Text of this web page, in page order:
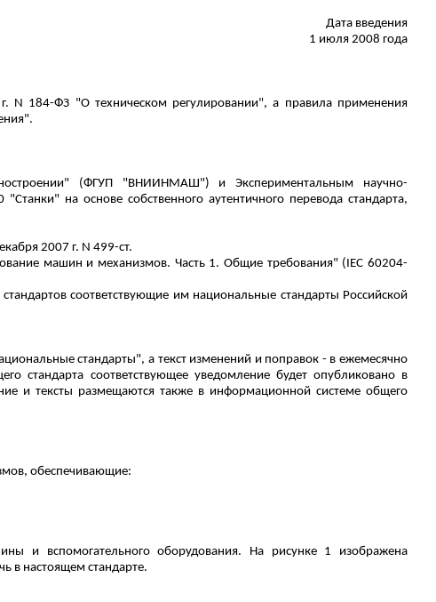
Дата введения
1 июля 2008 года
N 184-ФЗ "О техническом регулировании", а правила применения
(ФГУП "ВНИИНМАШ") и Экспериментальным научно-
на основе собственного аутентичного перевода стандарта,
2007 г. N 499-ст.
машин и механизмов. Часть1. Общие требования" (IEC 60204-
соответствующие им национальные стандарты Российской
стандарты", а текст изменений и поправок - в ежемесячно
стандарта соответствующее уведомление будет опубликовано в
и тексты размещаются также в информационной системе общего
обеспечивающие:
и вспомогательного оборудования. На рисунке 1 изображена
в настоящем стандарте.